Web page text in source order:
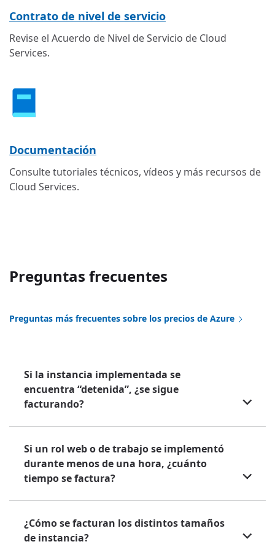
Contrato de nivel de servicio
Revise el Acuerdo de Nivel de Servicio de Cloud
Services.
Documentación
Consulte tutoriales técnicos, vídeos y más recursos de
Cloud Services.
Preguntas frecuentes
Preguntas más frecuentes sobre los precios de Azure
Si la instancia implementada se
encuentra “detenida”, ¿se sigue
facturando?
Si un rol web o de trabajo se implementó
durante menos de una hora, ¿cuánto
tiempo se factura?
¿Cómo se facturan los distintos tamaños
de instancia?